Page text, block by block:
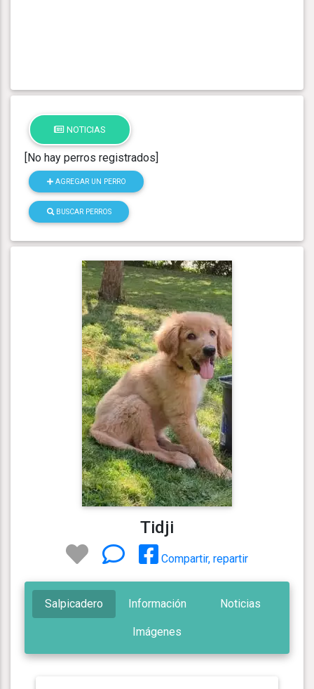
NOTICIAS
[No hay perros registrados]
AGREGAR UN PERRO
BUSCAR PERROS
Tidji
Compartir, repartir
Salpicadero Información Noticias
Imágenes